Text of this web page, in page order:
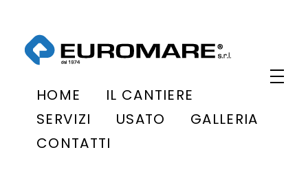
HOME
IL CANTIERE
SERVIZI
USATO
GALLERIA
CONTATTI